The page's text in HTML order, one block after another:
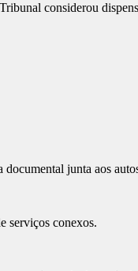
considerou
junta aos
serviços conexos.